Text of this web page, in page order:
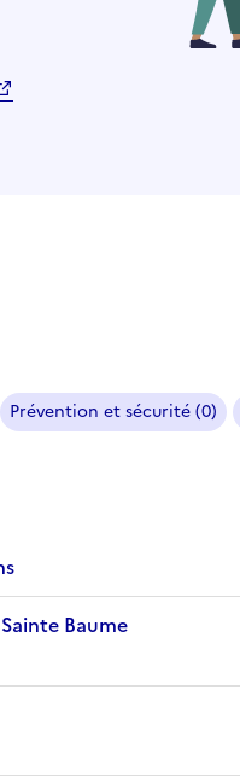
Prévention et sécurité (0)
Baume